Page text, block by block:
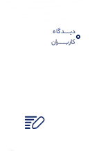
0دیــــدگاه
کاربـــــران